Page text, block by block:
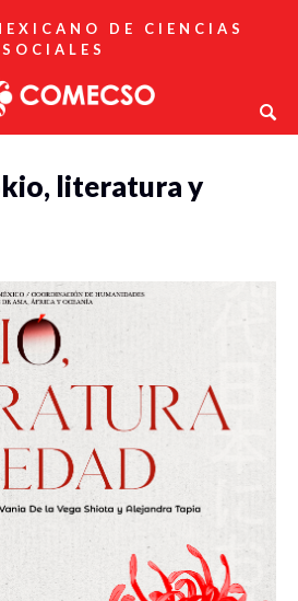
DE CIENCIAS
SOCIALES
literatura y